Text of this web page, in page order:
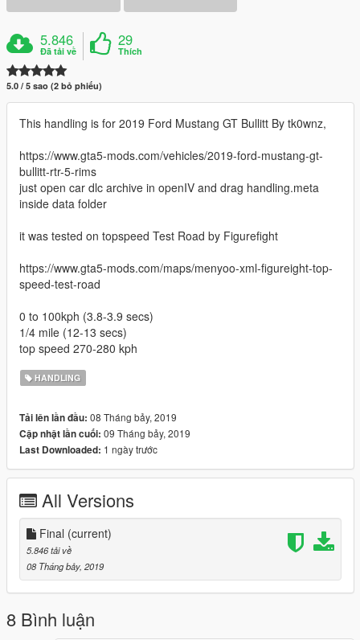
5.846
Đã tải về
29
Thích
5.0 / 5 sao (2 bỏ phiếu)
This handling is for 2019 Ford Mustang GT Bullitt By tk0wnz,
https://www.gta5-mods.com/vehicles/2019-ford-mustang-gt-
bullitt-rtr-5-rims
just open car dlc archive in openIV and drag handling.meta
inside data folder
it was tested on topspeed Test Road by Figurefight
https://www.gta5-mods.com/maps/menyoo-xml-figureight-top-
speed-test-road
0 to 100kph (3.8-3.9 secs)
1/4 mile (12-13 secs)
top speed 270-280 kph
HANDLING
Tải lên lần đầu: 08 Tháng bảy, 2019
Cập nhật lần cuối: 09 Tháng bảy, 2019
Last Downloaded: 1 ngày trước
All Versions
Final (current)
5.846 tải về
08 Tháng bảy, 2019
8 Bình luận